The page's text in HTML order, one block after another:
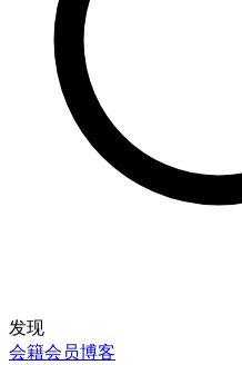
发现
会籍会员博客